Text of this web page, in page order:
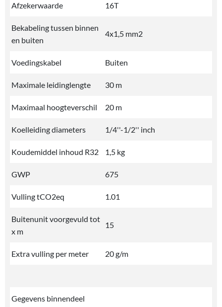
Afzekerwaarde 16T
Bekabeling tussen binnen
en buiten
4x1,5 mm2
Voedingskabel Buiten
Maximale leidinglengte 30 m
Maximaal hoogteverschil 20 m
Koelleiding diameters 1/4''-1/2'' inch
Koudemiddel inhoud R32 1,5 kg
GWP 675
Vulling tCO2eq 1.01
Buitenunit voorgevuld tot
x m
15
Extra vulling per meter 20 g/m
Gegevens binnendeel